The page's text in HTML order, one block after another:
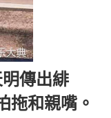
傳出緋
拖和親嘴。